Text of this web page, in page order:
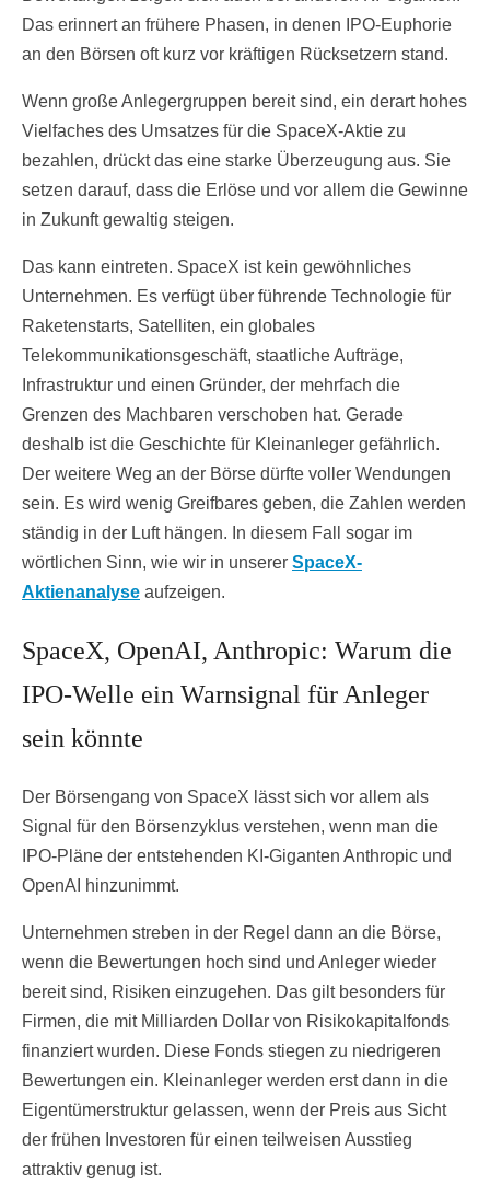
Das erinnert an frühere Phasen, in denen IPO-Euphorie
an den Börsen oft kurz vor kräftigen Rücksetzern stand.
Wenn große Anlegergruppen bereit sind, ein derart hohes
Vielfaches des Umsatzes für die SpaceX-Aktie zu
bezahlen, drückt das eine starke Überzeugung aus. Sie
setzen darauf, dass die Erlöse und vor allem die Gewinne
in Zukunft gewaltig steigen.
Das kann eintreten. SpaceX ist kein gewöhnliches
Unternehmen. Es verfügt über führende Technologie für
Raketenstarts, Satelliten, ein globales
Telekommunikationsgeschäft, staatliche Aufträge,
Infrastruktur und einen Gründer, der mehrfach die
Grenzen des Machbaren verschoben hat. Gerade
deshalb ist die Geschichte für Kleinanleger gefährlich.
Der weitere Weg an der Börse dürfte voller Wendungen
sein. Es wird wenig Greifbares geben, die Zahlen werden
ständig in der Luft hängen. In diesem Fall sogar im
wörtlichen Sinn, wie wir in unserer SpaceX-
Aktienanalyse aufzeigen.
SpaceX, OpenAI, Anthropic: Warum die
IPO-Welle ein Warnsignal für Anleger
sein könnte
Der Börsengang von SpaceX lässt sich vor allem als
Signal für den Börsenzyklus verstehen, wenn man die
IPO-Pläne der entstehenden KI-Giganten Anthropic und
OpenAI hinzunimmt.
Unternehmen streben in der Regel dann an die Börse,
wenn die Bewertungen hoch sind und Anleger wieder
bereit sind, Risiken einzugehen. Das gilt besonders für
Firmen, die mit Milliarden Dollar von Risikokapitalfonds
finanziert wurden. Diese Fonds stiegen zu niedrigeren
Bewertungen ein. Kleinanleger werden erst dann in die
Eigentümerstruktur gelassen, wenn der Preis aus Sicht
der frühen Investoren für einen teilweisen Ausstieg
attraktiv genug ist.